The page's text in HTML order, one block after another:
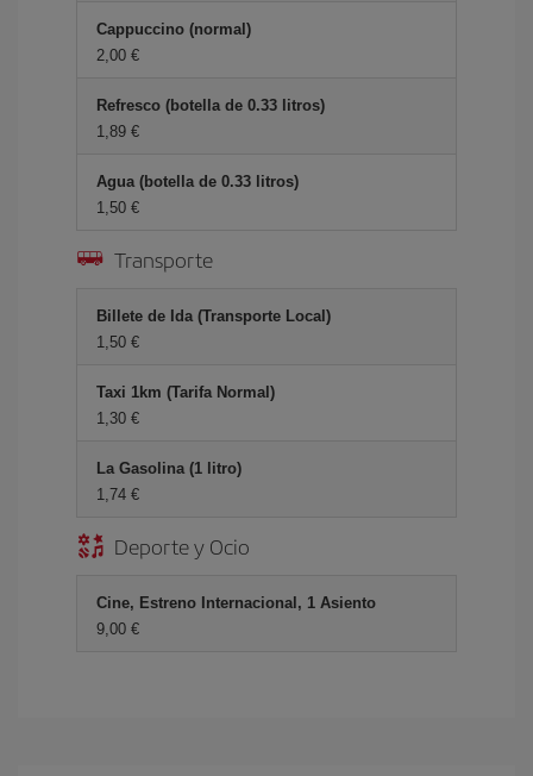
Cappuccino (normal)
2,00 €
Refresco (botella de 0.33 litros)
1,89 €
Agua (botella de 0.33 litros)
1,50 €
Transporte
Billete de Ida (Transporte Local)
1,50 €
Taxi 1km (Tarifa Normal)
1,30 €
La Gasolina (1 litro)
1,74 €
Deporte y Ocio
Cine, Estreno Internacional, 1 Asiento
9,00 €